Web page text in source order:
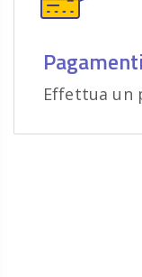
Pagamenti
Effettua un